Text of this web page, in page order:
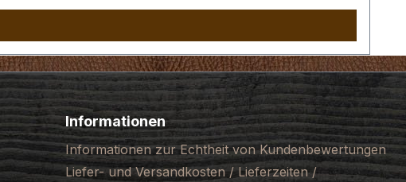
Informationen
Informationen zur Echtheit von Kundenbewertungen
Liefer- und Versandkosten / Lieferzeiten /